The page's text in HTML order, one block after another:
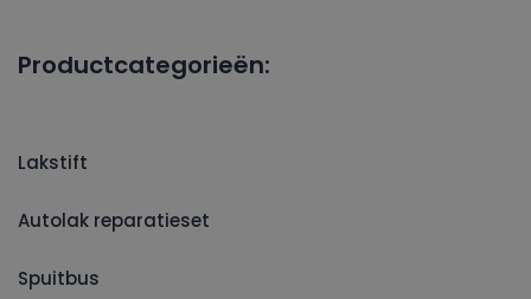
Productcategorieën:
Lakstift
Autolak reparatieset
Spuitbus